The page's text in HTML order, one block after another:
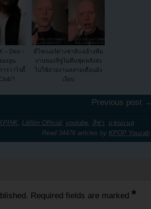
– Dex –
องฮุน
ารวาไรตี้
ดีไซเนอร์ต่างชาติแฉอ้างทีม
งานของจีซูไม่คืนชุดหลังส่ง
ไปใช้ถ่ายงานหลายเดือนยัง
เงียบ
Previous post →
Lilifilm Official youtube ลิซ่า
แชนแนล
Read 34476 articles by KPOP Youzab
Required fields are marked *